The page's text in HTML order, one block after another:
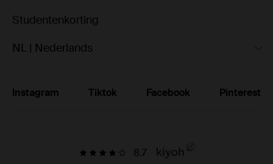
Studentenkorting
NL | Nederlands
Instagram Tiktok Facebook Pinterest
8.7